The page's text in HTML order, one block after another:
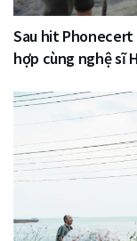
Sau hit
hợp cùng nghệ sĩ